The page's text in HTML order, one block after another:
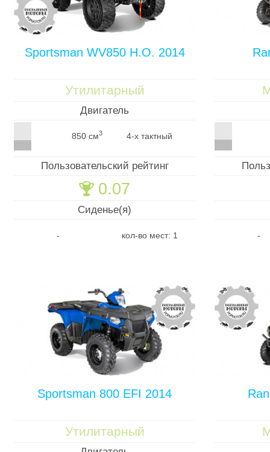
Sportsman WV850 H.O. 2014
Утилитарный
Двигатель
850 см3 4-х тактный
Пользовательский рейтинг
🏆 0.07
Сиденье(я)
- кол-во мест: 1 -
Sportsman 800 EFI 2014
Утилитарный